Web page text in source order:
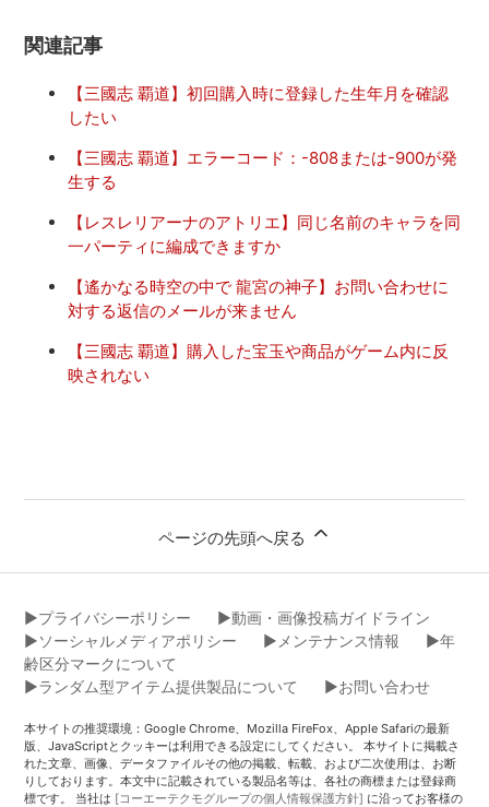
関連記事
【三國志 覇道】初回購入時に登録した生年月を確認
したい
【三國志 覇道】エラーコード：-808または-900が発
生する
【レスレリアーナのアトリエ】同じ名前のキャラを同
一パーティに編成できますか
【遙かなる時空の中で 龍宮の神子】お問い合わせに
対する返信のメールが来ません
【三國志 覇道】購入した宝玉や商品がゲーム内に反
映されない
ページの先頭へ戻る
▶︎プライバシーポリシー
▶︎動画・画像投稿ガイドライン
▶︎ソーシャルメディアポリシー
▶︎メンテナンス情報
▶︎年
齢区分マークについて
▶︎ランダム型アイテム提供製品について
▶︎お問い合わせ
本サイトの推奨環境：Google Chrome、Mozilla FireFox、Apple Safariの最新
版、JavaScriptとクッキーは利用できる設定にしてください。 本サイトに掲載さ
れた文章、画像、データファイルその他の掲載、転載、および二次使用は、お断
りしております。本文中に記載されている製品名等は、各社の商標または登録商
標です。 当社は [コーエーテクモグループの個人情報保護方針] に沿ってお客様の